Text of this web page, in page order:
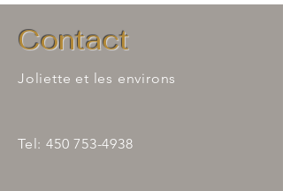
Contact
Joliette et les environs
Tel: 450 753-4938